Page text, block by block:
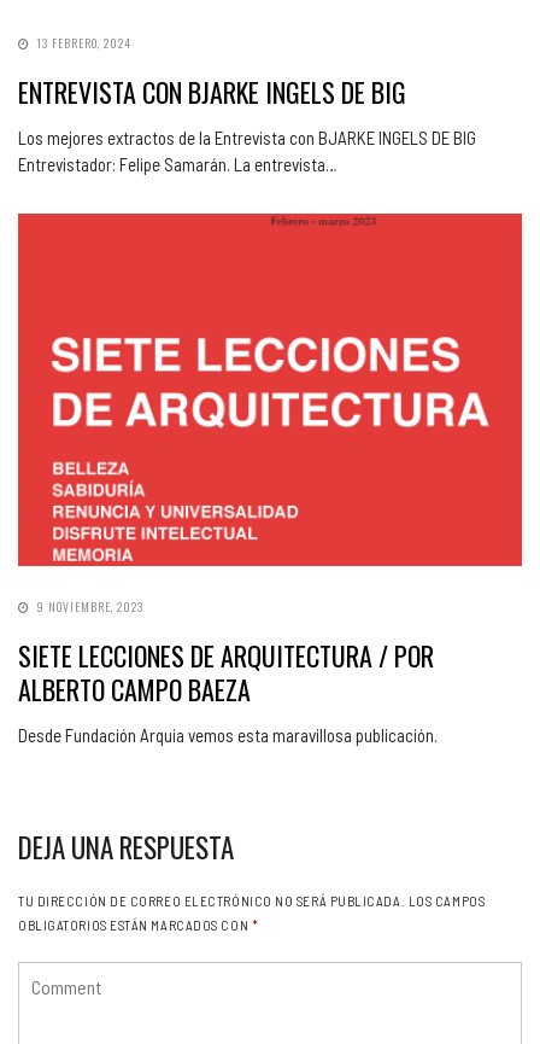
13 FEBRERO, 2024
ENTREVISTA CON BJARKE INGELS DE BIG
Los mejores extractos de la Entrevista con BJARKE INGELS DE BIG
Entrevistador: Felipe Samarán. La entrevista…
9 NOVIEMBRE, 2023
SIETE LECCIONES DE ARQUITECTURA / POR
ALBERTO CAMPO BAEZA
Desde Fundación Arquia vemos esta maravillosa publicación.
DEJA UNA RESPUESTA
TU DIRECCIÓN DE CORREO ELECTRÓNICO NO SERÁ PUBLICADA.
LOS CAMPOS
OBLIGATORIOS ESTÁN MARCADOS CON *